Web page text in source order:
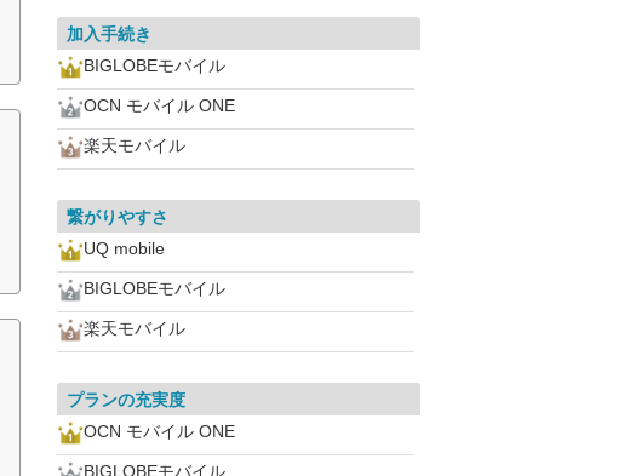
加入手続き
BIGLOBEモバイル
OCN モバイル ONE
楽天モバイル
繋がりやすさ
UQ mobile
BIGLOBEモバイル
楽天モバイル
プランの充実度
OCN モバイル ONE
BIGLOBEモバイル